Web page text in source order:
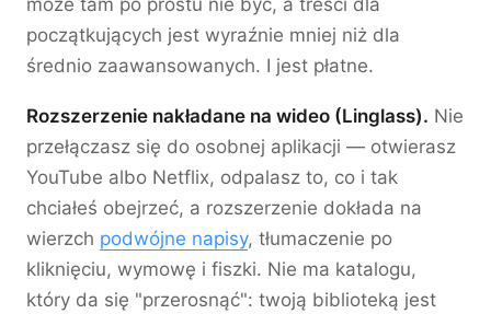
może tam po prostu nie być, a treści dla
początkujących jest wyraźnie mniej niż dla
średnio zaawansowanych. I jest płatne.
Rozszerzenie nakładane na wideo (Linglass). Nie
przełączasz się do osobnej aplikacji — otwierasz
YouTube albo Netflix, odpalasz to, co i tak
chciałeś obejrzeć, a rozszerzenie dokłada na
wierzch podwójne napisy, tłumaczenie po
kliknięciu, wymowę i fiszki. Nie ma katalogu,
który da się "przerosnąć": twoją biblioteką jest